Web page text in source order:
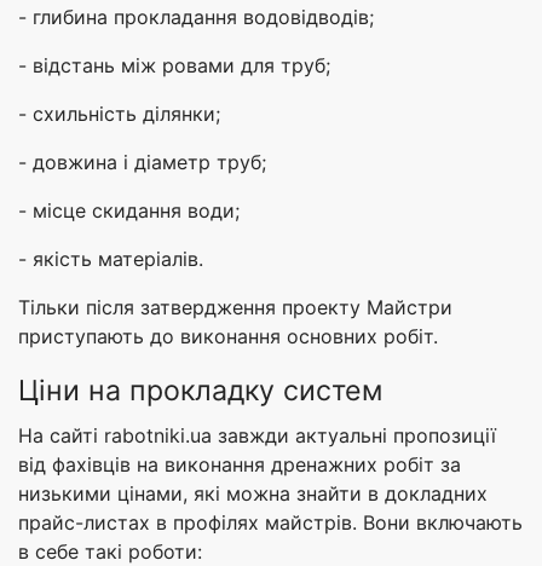
- глибина прокладання водовідводів;
- відстань між ровами для труб;
- схильність ділянки;
- довжина і діаметр труб;
- місце скидання води;
- якість матеріалів.
Тільки після затвердження проекту Майстри
приступають до виконання основних робіт.
Ціни на прокладку систем
На сайті rabotniki.ua завжди актуальні пропозиції
від фахівців на виконання дренажних робіт за
низькими цінами, які можна знайти в докладних
прайс-листах в профілях майстрів. Вони включають
в себе такі роботи: